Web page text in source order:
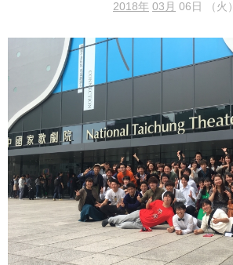
2018年 03月 06日 （火）